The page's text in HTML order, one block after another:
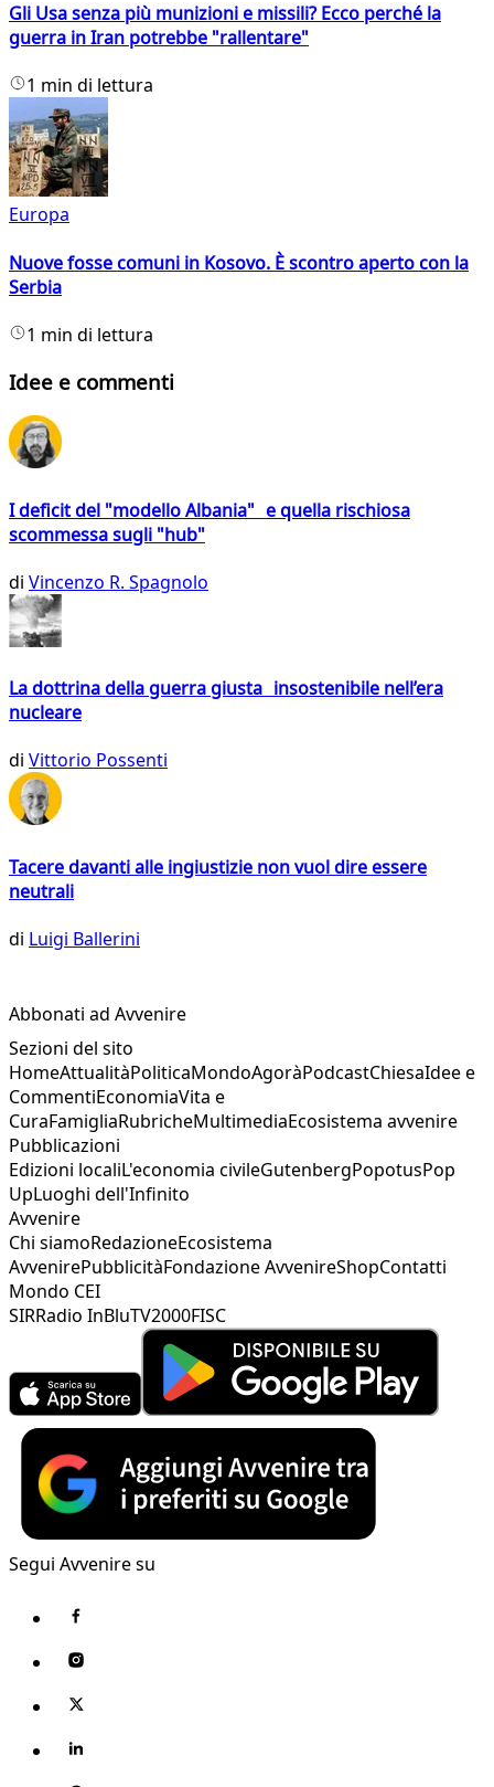
Gli Usa senza più munizioni e missili? Ecco perché la
guerra in Iran potrebbe "rallentare"
1 min di lettura
Europa
Nuove fosse comuni in Kosovo. È scontro aperto con la
Serbia
1 min di lettura
Idee e commenti
I deficit del "modello Albania" e quella rischiosa
scommessa sugli "hub"
di Vincenzo R. Spagnolo
La dottrina della guerra giusta insostenibile nell’era
nucleare
di Vittorio Possenti
Tacere davanti alle ingiustizie non vuol dire essere
neutrali
di Luigi Ballerini
Abbonati ad Avvenire
Sezioni del sito
HomeAttualitàPoliticaMondoAgoràPodcastChiesaIdee e
CommentiEconomiaVita e
CuraFamigliaRubricheMultimediaEcosistema avvenire
Pubblicazioni
Edizioni localiL'economia civileGutenbergPopotusPop
UpLuoghi dell'Infinito
Avvenire
Chi siamoRedazioneEcosistema
AvvenirePubblicitàFondazione AvvenireShopContatti
Mondo CEI
SIRRadio InBluTV2000FISC
Segui Avvenire su